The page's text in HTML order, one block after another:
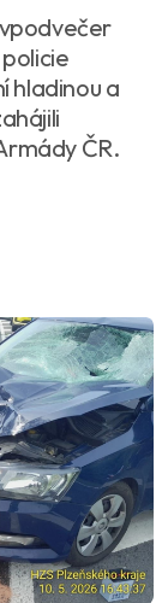
hladinou a
ČR.